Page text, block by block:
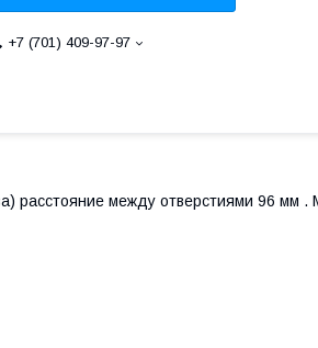
+7 (701) 409-97-97
расстояние между отверстиями 96 мм .